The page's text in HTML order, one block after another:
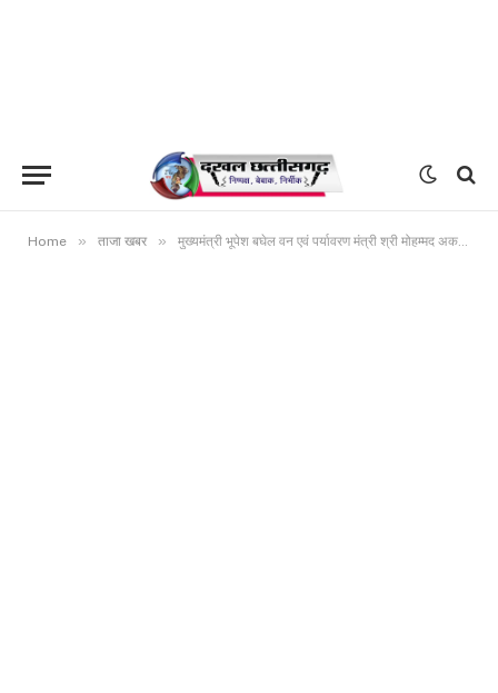
Home » ताजा खबर » मुख्यमंत्री भूपेश बघेल वन एवं पर्यावरण मंत्री श्री मोहम्मद अकबर की माताजी की अंतिम यात्रा में हुए शामिल